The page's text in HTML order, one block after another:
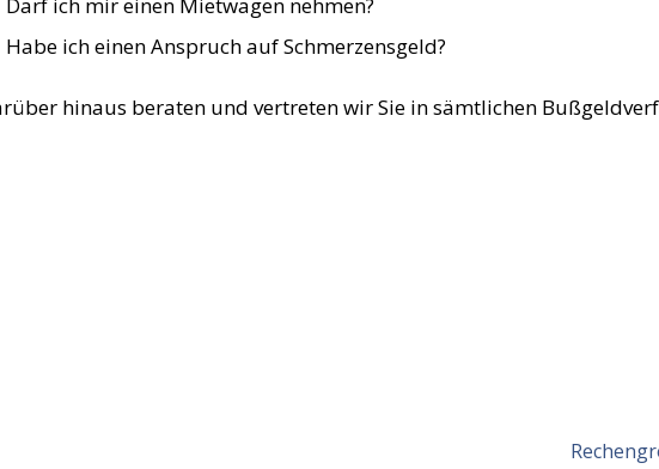
Habe ich einen Anspruch auf Schmerzensgeld?
hinaus beraten und vertreten wir Sie in sämtlichen